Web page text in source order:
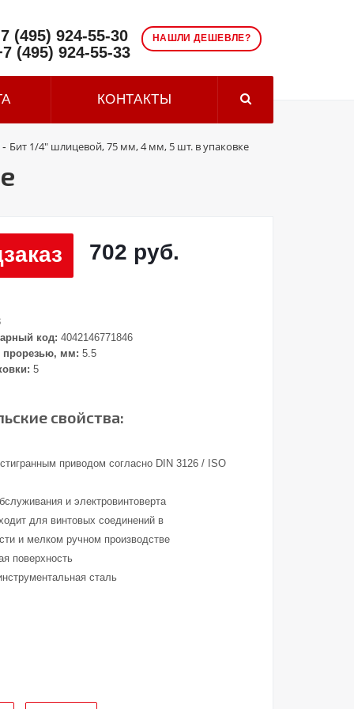
НАШЛИ ДЕШЕВЛЕ?
(495) 924-55-30
(495) 924-55-33
КОНТАКТЫ
- Бит 1/4" шлицевой, 75 мм, 4 мм, 5 шт. в упаковке
702 руб.
код: 4042146771846
прорезью, мм: 5.5
5
свойства:
приводом согласно DIN 3126 / ISO
и электровинтоверта
для винтовых соединений в
и мелком ручном производстве
поверхность
сталь